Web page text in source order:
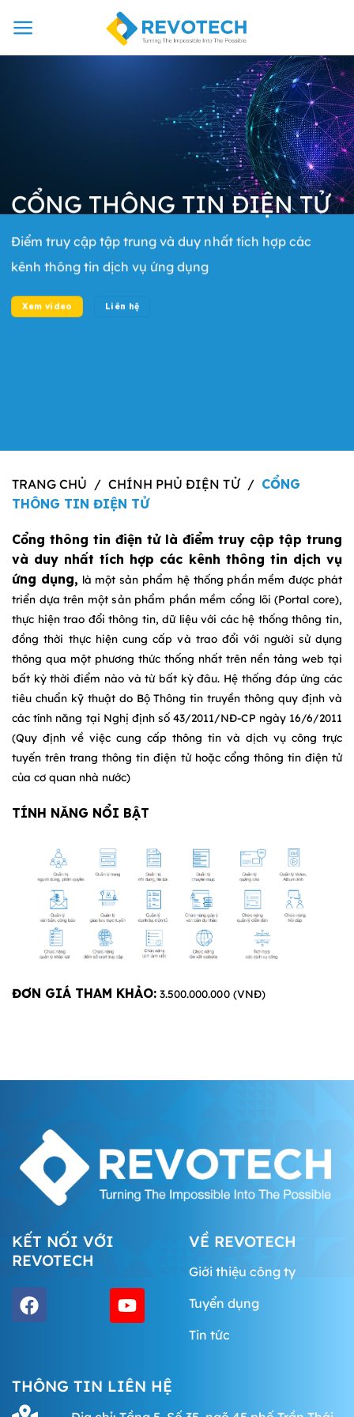
đến
CỔNG THÔNG TIN ĐIỆN TỬ
Điểm truy cập tập trung và duy nhất tích hợp các
kênh thông tin dịch vụ ứng dụng
Xem video Liên hệ
TRANG CHỦ / CHÍNH PHỦ ĐIỆN TỬ / CỔNG
THÔNG TIN ĐIỆN TỬ
Cổng thông tin điện tử là điểm truy cập tập trung
và duy nhất tích hợp các kênh thông tin dịch vụ
ứng dụng, là một sản phẩm hệ thống phần mềm được phát
triển dựa trên một sản phẩm phần mềm cổng lõi (Portal core),
thực hiện trao đổi thông tin, dữ liệu với các hệ thống thông tin,
đồng thời thực hiện cung cấp và trao đổi với người sử dụng
thông qua một phương thức thống nhất trên nền tảng web tại
bất kỳ thời điểm nào và từ bất kỳ đâu. Hệ thống đáp ứng các
tiêu chuẩn kỹ thuật do Bộ Thông tin truyền thông quy định và
các tính năng tại Nghị định số 43/2011/NĐ-CP ngày 16/6/2011
(Quy định về việc cung cấp thông tin và dịch vụ công trực
tuyến trên trang thông tin điện tử hoặc cổng thông tin điện tử
của cơ quan nhà nước)
TÍNH NĂNG NỔI BẬT
ĐƠN GIÁ THAM KHẢO: 3.500.000.000 (VNĐ)
KẾT NỐI VỚI
REVOTECH
VỀ REVOTECH
Giới thiệu công ty
Tuyển dụng
Tin tức
THÔNG TIN LIÊN HỆ